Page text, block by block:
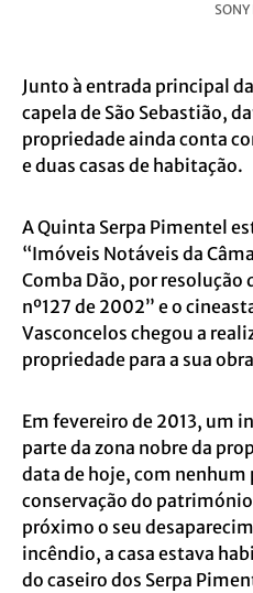
SONY
Junto à entrada principal
capela de São Sebastião,
propriedade ainda conta
e duas casas de habitação.
A Quinta Serpa Pimentel
“Imóveis Notáveis da
Comba Dão, por resolução
nº127 de 2002” e o
Vasconcelos chegou a
propriedade para a sua
Em fevereiro de 2013, um
parte da zona nobre da
data de hoje, com nenhum
conservação do
próximo o seu
incêndio, a casa estava
do caseiro dos Serpa